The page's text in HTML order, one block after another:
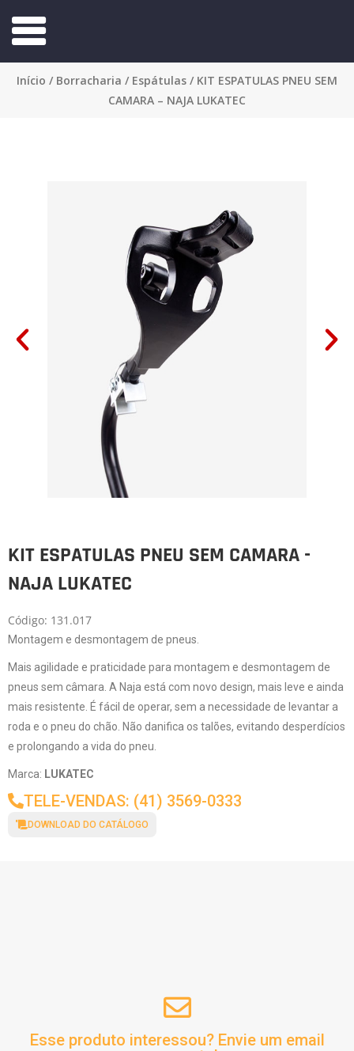
Início / Borracharia / Espátulas / KIT ESPATULAS PNEU SEM
CAMARA – NAJA LUKATEC
KIT ESPATULAS PNEU SEM CAMARA -
NAJA LUKATEC
Código: 131.017
Montagem e desmontagem de pneus.
Mais agilidade e praticidade para montagem e desmontagem de
pneus sem câmara. A Naja está com novo design, mais leve e ainda
mais resistente. É fácil de operar, sem a necessidade de levantar a
roda e o pneu do chão. Não danifica os talões, evitando desperdícios
e prolongando a vida do pneu.
Marca: LUKATEC
TELE-VENDAS: (41) 3569-0333
DOWNLOAD DO CATÁLOGO
Esse produto interessou? Envie um email